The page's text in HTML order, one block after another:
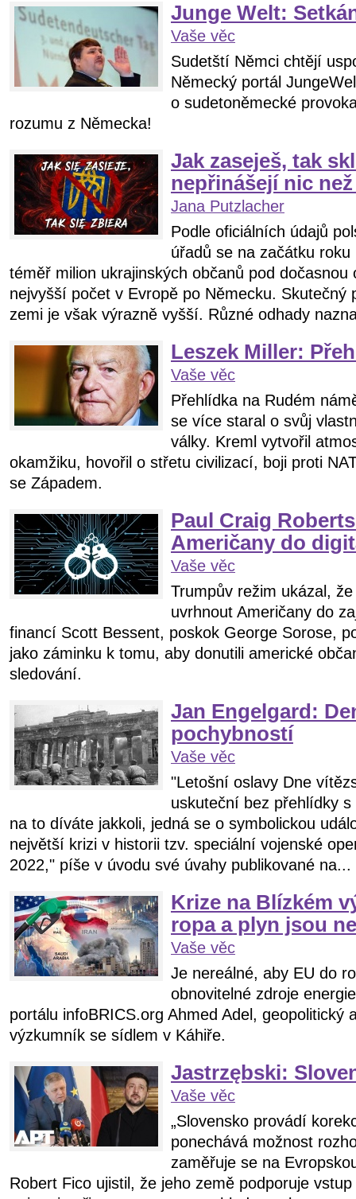
Junge Welt:
Vaše věc
Sudetští Němci chtějí
Německý portál
o sudetoněmecké
rozumu z Německa!
Jak zaseješ, tak
nepřinášejí nic
Jana Putzlacher
Podle oficiálních údajů
úřadů se na začátku
téměř milion ukrajinských občanů pod dočasnou
nejvyšší počet v Evropě po Německu. Skutečný
zemi je však výrazně vyšší. Různé odhady
Leszek Miller:
Vaše věc
Přehlídka na Rudém
se více staral o svůj
války. Kreml vytvořil
okamžiku, hovořil o střetu civilizací, boji proti
se Západem.
Paul Craig
Američany do
Vaše věc
Trumpův režim ukázal,
uvrhnout Američany do
financí Scott Bessent, poskok George Sorose,
jako záminku k tomu, aby donutili americké
sledování.
Jan Engelgard:
pochybností
Vaše věc
"Letošní oslavy Dne
uskuteční bez přehlídky
na to díváte jakkoli, jedná se o symbolickou
největší krizi v historii tzv. speciální vojenské
2022," píše v úvodu své úvahy publikované na...
Krize na Blízkém
ropa a plyn jsou
Vaše věc
Je nereálné, aby EU do
obnovitelné zdroje
portálu infoBRICS.org Ahmed Adel, geopolitický
výzkumník se sídlem v Káhiře.
Jastrzębski:
Vaše věc
„Slovensko provádí
ponechává možnost
zaměřuje se na
Robert Fico ujistil, že jeho země podporuje